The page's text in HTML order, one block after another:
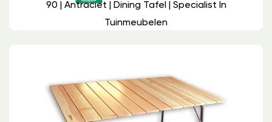
90 | Antraciet | Dining Tafel | Specialist In
Tuinmeubelen